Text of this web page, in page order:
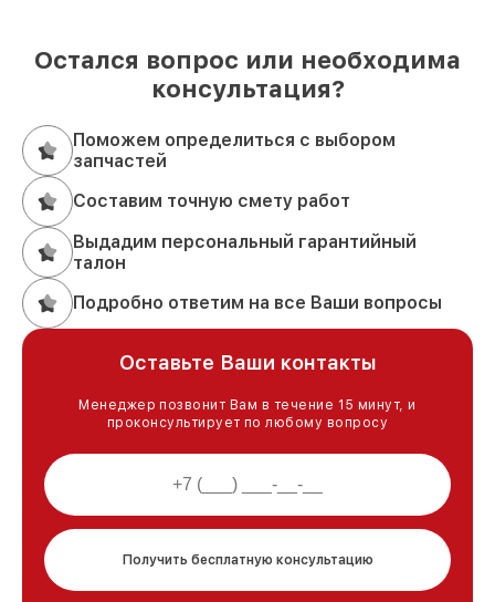
Остался вопрос или необходима
консультация?
Поможем определиться с выбором
запчастей
Составим точную смету работ
Выдадим персональный гарантийный
талон
Подробно ответим на все Ваши вопросы
Оставьте Ваши контакты
Менеджер позвонит Вам в течение 15 минут, и
проконсультирует по любому вопросу
Получить бесплатную консультацию